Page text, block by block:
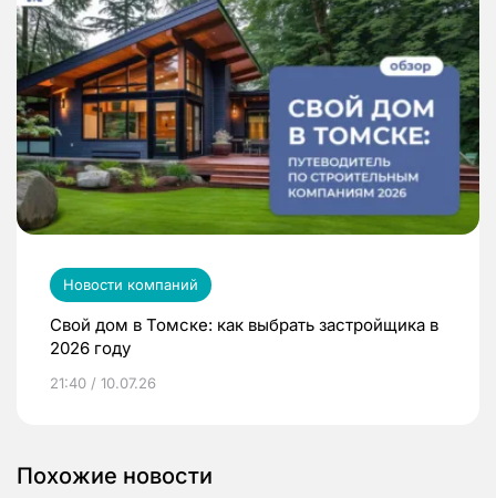
Новости компаний
Свой дом в Томске: как выбрать застройщика в
2026 году
21:40 / 10.07.26
Похожие новости